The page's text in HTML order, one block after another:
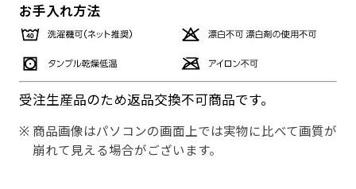
お手入れ方法
受注生産品のため返品交換不可商品です。
商品画像はパソコンの画面上では実物に比べて画質が
崩れて見える場合がございます。